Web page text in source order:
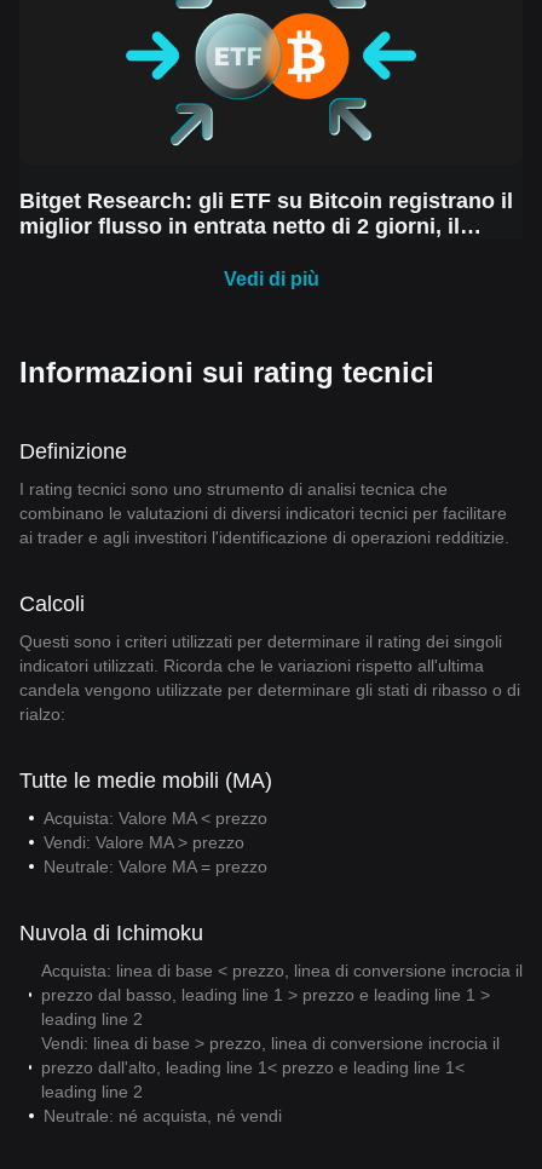
Bitget Research: gli ETF su Bitcoin registrano il
miglior flusso in entrata netto di 2 giorni, il
termine, ma rimane la paura di un altro calo
Vedi di più
Informazioni sui rating tecnici
Definizione
I rating tecnici sono uno strumento di analisi tecnica che
combinano le valutazioni di diversi indicatori tecnici per facilitare
ai trader e agli investitori l'identificazione di operazioni redditizie.
Calcoli
Questi sono i criteri utilizzati per determinare il rating dei singoli
indicatori utilizzati. Ricorda che le variazioni rispetto all'ultima
candela vengono utilizzate per determinare gli stati di ribasso o di
rialzo:
Tutte le medie mobili (MA)
Acquista: Valore MA < prezzo
Vendi: Valore MA > prezzo
Neutrale: Valore MA = prezzo
Nuvola di Ichimoku
Acquista: linea di base < prezzo, linea di conversione incrocia il
prezzo dal basso, leading line 1 > prezzo e leading line 1 >
leading line 2
Vendi: linea di base > prezzo, linea di conversione incrocia il
prezzo dall'alto, leading line 1< prezzo e leading line 1<
leading line 2
Neutrale: né acquista, né vendi